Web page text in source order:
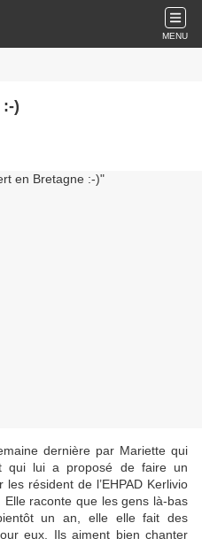
MENU
)
dernière par Mariette qui
qui lui a proposé de faire un
résident de l’EHPAD Kerlivio
raconte que les gens là-bas
un an, elle elle fait des
eux. Ils aiment bien chanter